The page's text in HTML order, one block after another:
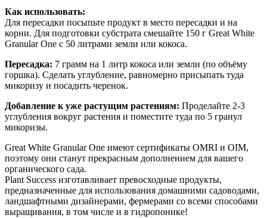
Как использовать:
Для пересадки посыпьте продукт в место пересадки и на
корни. Для подготовки субстрата смешайте 150 г Great White
Granular One с 50 литрами земли или кокоса.
Пересадка: 7 грамм на 1 литр кокоса или земли (по объёму
горшка). Сделать углубление, равномерно присыпать туда
микоризу и посадить черенок.
Добавление к уже растущим растениям: Проделайте 2-3
углубления вокруг растения и поместите туда по 5 гранул
микоризы.
Great White Granular One имеют сертификаты OMRI и OIM,
поэтому они станут прекрасным дополнением для вашего
органического сада.
Plant Success изготавливает превосходные продукты,
предназначенные для использования домашними садоводами,
ландшафтными дизайнерами, фермерами со всеми способами
выращивания, в том числе и в гидропонике!